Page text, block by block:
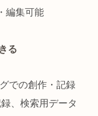
編集可能
る
での創作・記録
、検索用データ